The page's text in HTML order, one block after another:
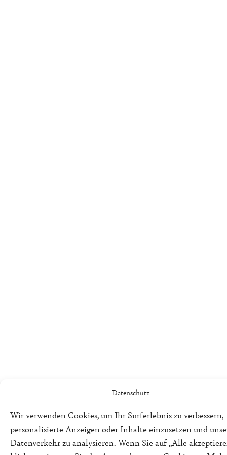
Datenschutz
Wir verwenden Cookies, um Ihr Surferlebnis zu verbessern,
personalisierte Anzeigen oder Inhalte einzusetzen und
Datenverkehr zu analysieren. Wenn Sie auf „Alle